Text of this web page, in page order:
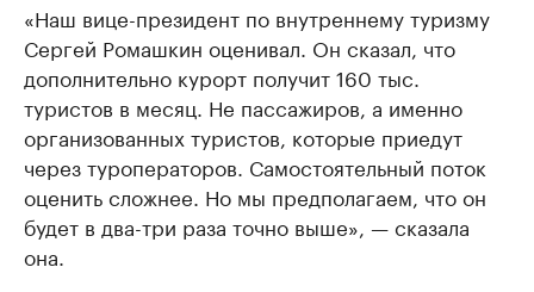
«Наш вице-президент по внутреннему туризму
Сергей Ромашкин оценивал. Он сказал, что
дополнительно курорт получит 160 тыс.
туристов в месяц. Не пассажиров, а именно
организованных туристов, которые приедут
через туроператоров. Самостоятельный поток
оценить сложнее. Но мы предполагаем, что он
будет в два-три раза точно выше», — сказала
она.